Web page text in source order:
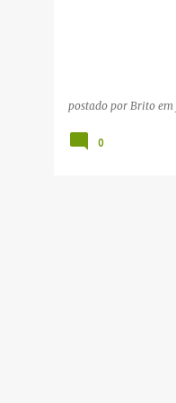
postado por Brito em
0